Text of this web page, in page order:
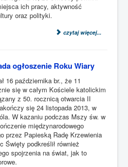
ich pracy, aktywność
oraz polityki.
czytaj więcej...
ogłoszenie Roku Wiary
16 października br., że 11
się w całym Kościele katolickim
z 50. rocznicą otwarcia II
się 24 listopada 2013, w
W kazaniu podczas Mszy św. w
międzynarodowego
przez Papieską Radę Krzewienia
Święty podkreślił również
spojrzenia na świat, jak to